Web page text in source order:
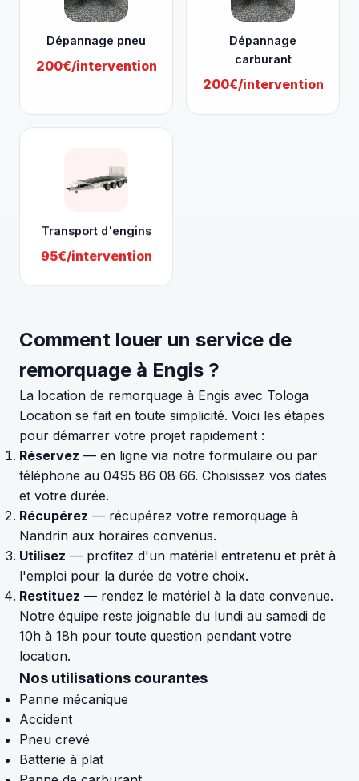
Dépannage pneu
200€/intervention
Dépannage
carburant
200€/intervention
Transport d'engins
95€/intervention
Comment louer un service de
remorquage à Engis ?
La location de remorquage à Engis avec Tologa
Location se fait en toute simplicité. Voici les étapes
pour démarrer votre projet rapidement :
Réservez — en ligne via notre formulaire ou par
téléphone au 0495 86 08 66. Choisissez vos dates
et votre durée.
Récupérez — récupérez votre remorquage à
Nandrin aux horaires convenus.
Utilisez — profitez d'un matériel entretenu et prêt à
l'emploi pour la durée de votre choix.
Restituez — rendez le matériel à la date convenue.
Notre équipe reste joignable du lundi au samedi de
10h à 18h pour toute question pendant votre
location.
Nos utilisations courantes
Panne mécanique
Accident
Pneu crevé
Batterie à plat